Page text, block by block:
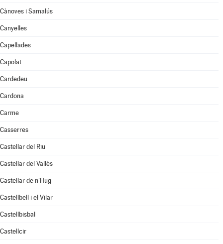
Cànoves i Samalús
Canyelles
Capellades
Capolat
Cardedeu
Cardona
Carme
Casserres
Castellar del Riu
Castellar del Vallès
Castellar de n'Hug
Castellbell i el Vilar
Castellbisbal
Castellcir